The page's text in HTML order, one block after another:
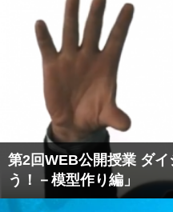
第2回WEB公開授業 ダ
う！－模型作り編」